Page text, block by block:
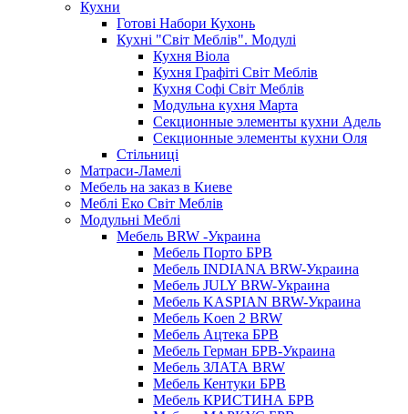
Кухни
Готові Набори Кухонь
Кухні "Світ Меблів". Модулі
Кухня Віола
Кухня Графіті Світ Меблів
Кухня Софі Світ Меблів
Модульна кухня Марта
Секционные элементы кухни Адель
Секционные элементы кухни Оля
Стільниці
Матраси-Ламелі
Мебель на заказ в Киеве
Меблі Еко Світ Меблів
Модульні Меблі
Мебель BRW -Украина
Мебель Порто БРВ
Мебель INDIANA BRW-Украина
Мебель JULY BRW-Украина
Мебель KASPIAN BRW-Украина
Мебель Koen 2 BRW
Мебель Ацтека БРВ
Мебель Герман БРВ-Украина
Мебель ЗЛАТА BRW
Мебель Кентуки БРВ
Мебель КРИСТИНА БРВ